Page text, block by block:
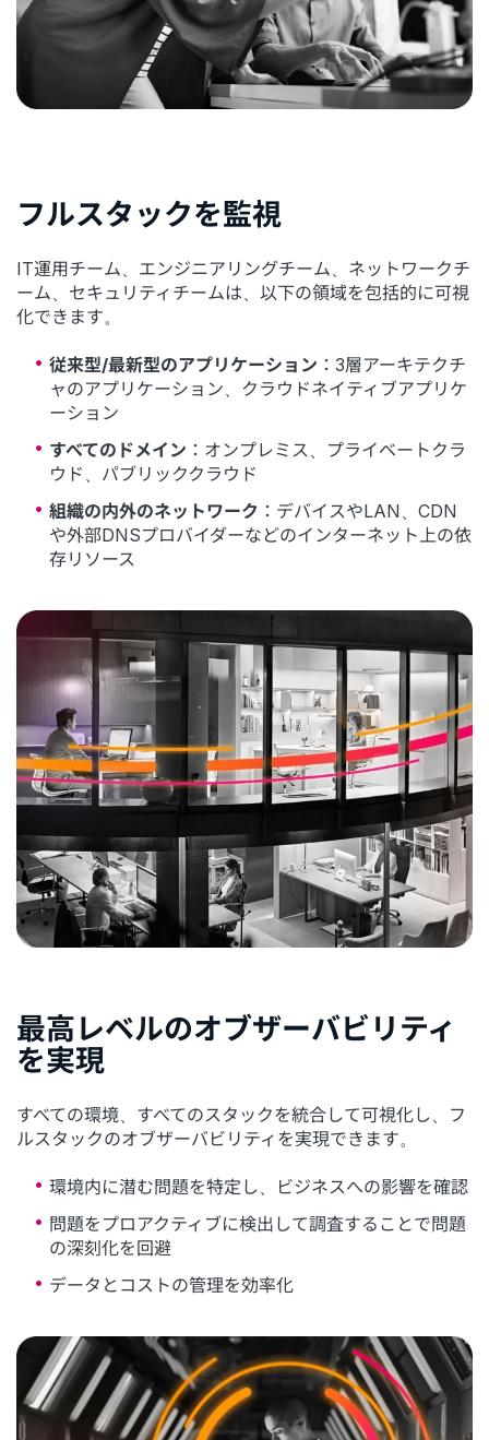
フルスタックを監視
IT運用チーム、エンジニアリングチーム、ネットワークチ
ーム、セキュリティチームは、以下の領域を包括的に可視
化できます。
従来型/最新型のアプリケーション ：3層アーキテクチ
ャのアプリケーション、クラウドネイティブアプリケ
ーション
すべてのドメイン ：オンプレミス、プライベートクラ
ウド、パブリッククラウド
組織の内外のネットワーク ：デバイスやLAN、CDN
や外部DNSプロバイダーなどのインターネット上の依
存リソース
最高レベルのオブザーバビリティ
を実現
すべての環境、すべてのスタックを統合して可視化し、フ
ルスタックのオブザーバビリティを実現できます。
環境内に潜む問題を特定し、ビジネスへの影響を確認
問題をプロアクティブに検出して調査することで問題
の深刻化を回避
データとコストの管理を効率化